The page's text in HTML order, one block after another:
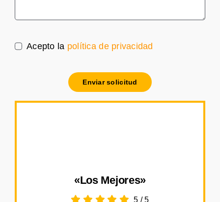
Acepto la política de privacidad
Enviar solicitud
«Los Mejores»
5 /5